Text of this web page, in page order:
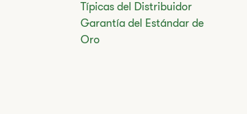
Típicas del Distribuidor
Garantía del Estándar de
Oro